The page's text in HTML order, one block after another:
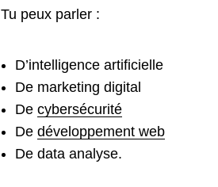
Tu peux parler :
D’intelligence artificielle
De marketing digital
De cybersécurité
De développement web
De data analyse.